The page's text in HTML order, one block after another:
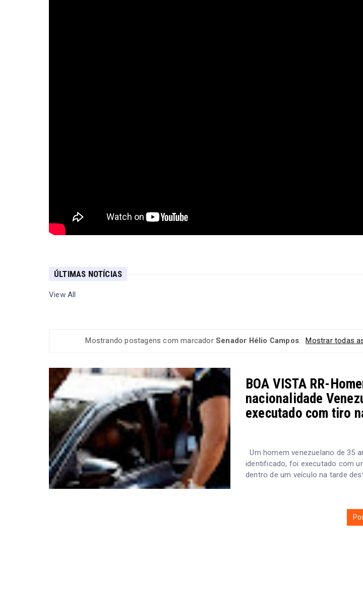
ÚLTIMAS NOTÍCIAS
View All
Mostrando postagens com marcadorSenador Hélio Campos. Mostrar todas
BOA VISTA RR-
nacionalidade
executado com tiro
Um homem venezuelano de 35
identificado, foi executado com
dentro de um veículo na tarde